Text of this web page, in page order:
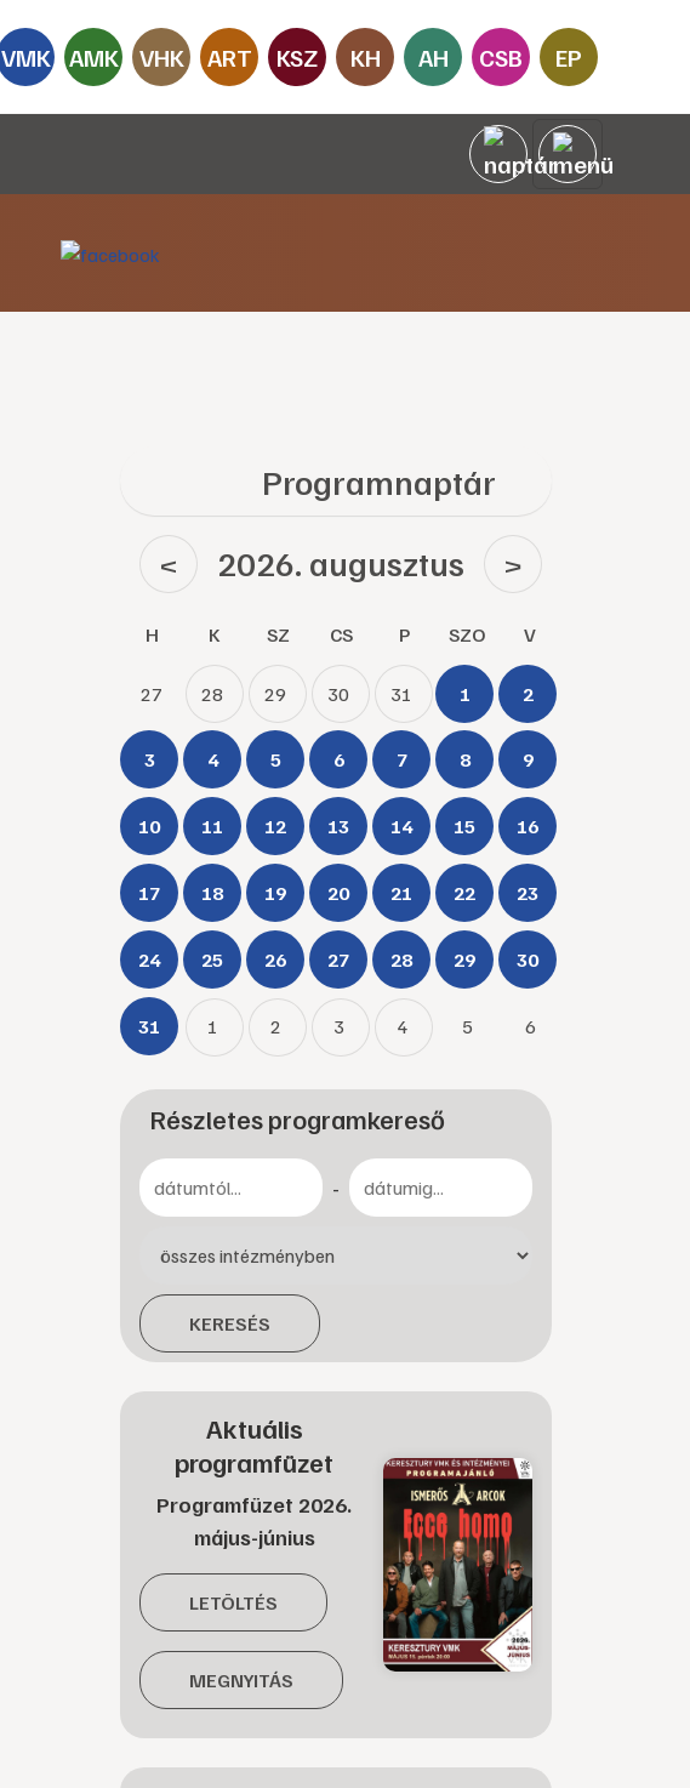
VMK AMK VHK ART KSZ KH AH CSB EP
Programnaptár
< 2026. augusztus >
H K SZ CS P SZO V
27 28 29 30 31 1 2
3 4 5 6 7 8 9
10 11 12 13 14 15 16
17 18 19 20 21 22 23
24 25 26 27 28 29 30
31 1 2 3 4 5 6
Részletes programkereső
-
KERESÉS
Aktuális
programfüzet
Programfüzet 2026.
május-június
LETÖLTÉS
MEGNYITÁS